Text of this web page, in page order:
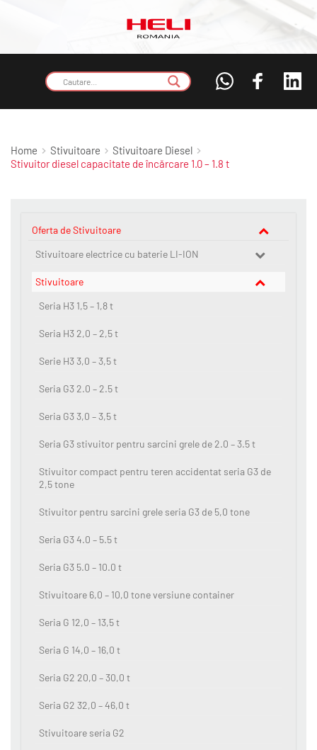
Home Stivuitoare
Stivuitoare Diesel
Stivuitor diesel capacitate de încărcare 1.0 – 1.8 t
Oferta de Stivuitoare
Stivuitoare electrice cu baterie LI-ION
Stivuitoare
Seria H3 1,5 – 1,8 t
Seria H3 2,0 – 2,5 t
Serie H3 3,0 – 3,5 t
Seria G3 2.0 – 2.5 t
Seria G3 3,0 – 3,5 t
Seria G3 stivuitor pentru sarcini grele de 2.0 – 3.5 t
Stivuitor compact pentru teren accidentat seria G3 de
2,5 tone
Stivuitor pentru sarcini grele seria G3 de 5,0 tone
Seria G3 4.0 – 5.5 t
Seria G3 5.0 – 10.0 t
Stivuitoare 6,0 – 10,0 tone versiune container
Seria G 12,0 – 13,5 t
Seria G 14,0 – 16,0 t
Seria G2 20,0 – 30,0 t
Seria G2 32,0 – 46,0 t
Stivuitoare seria G2